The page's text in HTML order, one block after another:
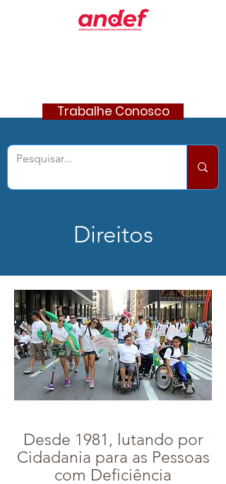
Trabalhe Conosco
Direitos
Desde 1981, lutando por
Cidadania para as Pessoas
com Deficiência